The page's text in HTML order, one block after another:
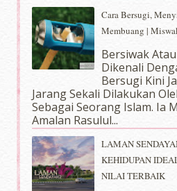
Cara Bersugi,
Membuang |
Bersiwak
Dikenali
Bersugi Kini
Jarang Sekali Dilakukan
Sebagai Seorang Islam. Ia
Amalan Rasulul...
LAMAN
KEHIDUPAN
NILAI TERBAIK